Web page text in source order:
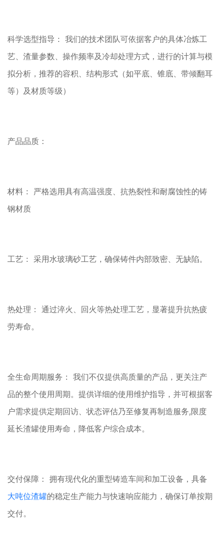
科学选型指导： 我们的技术团队可依据客户的具体冶炼工
艺、渣量参数、操作频率及冷却处理方式，进行的计算与模
拟分析，推荐的容积、结构形式（如平底、锥底、带倾翻耳
等）及材质等级）
产品品质：
材料： 严格选用具有高温强度、抗热裂性和耐腐蚀性的铸
钢材质
工艺： 采用水玻璃砂工艺，确保铸件内部致密、无缺陷。
热处理： 通过淬火、回火等热处理工艺，显著提升抗热疲
劳寿命。
全生命周期服务： 我们不仅提供高质量的产品，更关注产
品的整个使用周期。提供详细的使用维护指导，并可根据客
户需求提供定期回访、状态评估乃至修复再制造服务,限度
延长渣罐使用寿命，降低客户综合成本。
交付保障： 拥有现代化的重型铸造车间和加工设备，具备
大吨位渣罐的稳定生产能力与快速响应能力，确保订单按期
交付。